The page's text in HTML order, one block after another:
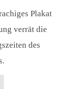
Plakat
verrät die
des